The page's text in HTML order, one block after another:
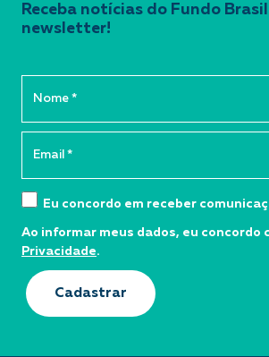
Receba notícias do Fundo
newsletter!
Eu concordo em receber
Ao informar meus dados, eu concordo
Privacidade.
Cadastrar